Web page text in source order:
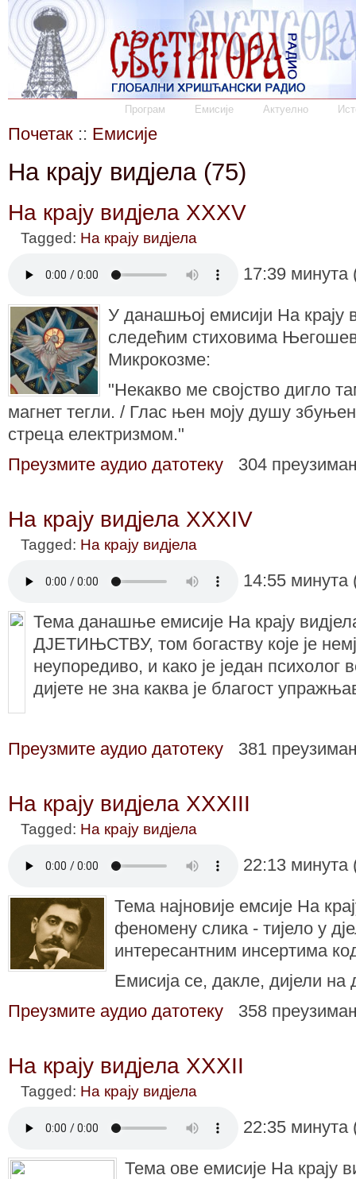
Програм Емисије Актуелно
Почетак :: Емисије
На крају видјела (75)
На крају видјела XXXV
Tagged: На крају видјела
17:39
У данашњој емисији На крају
следећим стиховима
Микрокозме:
"Некакво ме својство дигло
магнет тегли. / Глас њен моју душу
стреца електризмом."
Преузмите аудио датотеку
304
На крају видјела XXXIV
Tagged: На крају видјела
14:55
Тема данашње емисије На крају
ДЈЕТИЊСТВУ, том богаству које је
неупоредиво, и како је један
дијете не зна каква је благост
Преузмите аудио датотеку 381
На крају видјела XXXIII
Tagged: На крају видјела
22:13
Тема најновије емсије На
феномену слика - тијело у
интересантним инсертима
Емисија се, дакле, дијели на
Преузмите аудио датотеку
358
На крају видјела XXXII
Tagged: На крају видјела
22:35
Тема ове емисије На крају